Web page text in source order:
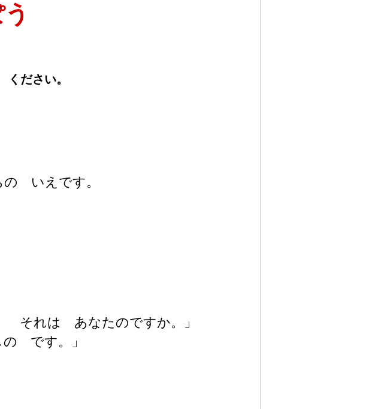
ださい。
の いえです。
それは あなたのですか。」
です。」